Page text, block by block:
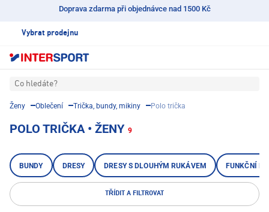
Doprava zdarma při objednávce nad 1500 Kč
Vybrat prodejnu
Co hledáte?
Ženy Oblečení Trička, bundy, mikiny Polo trička
POLO TRIČKA • ŽENY 9
BUNDY DRESY DRESY S DLOUHÝM RUKÁVEM FUNKČNÍ
TŘÍDIT A FILTROVAT